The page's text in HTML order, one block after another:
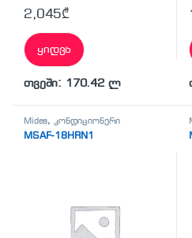
2,045₾
ყიდვა
თვეში: 170.42 ლ
Midea,კონდიციონერი
MSAF-18HRN1